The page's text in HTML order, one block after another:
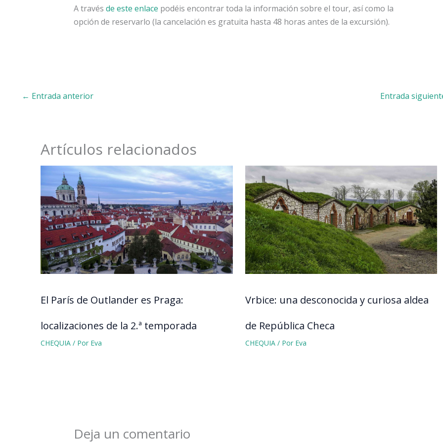
A través de este enlace podéis encontrar toda la información sobre el tour, así como la
opción de reservarlo (la cancelación es gratuita hasta 48 horas antes de la excursión).
← Entrada anterior Entrada
Artículos relacionados
El París de Outlander es Praga:
localizaciones de la 2.ª temporada
CHEQUIA / Por Eva
Vrbice: una desconocida y curiosa aldea
de República Checa
CHEQUIA/ Por Eva
Deja un comentario